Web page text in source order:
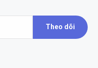
Theo dõi